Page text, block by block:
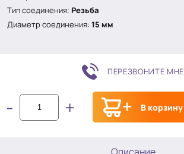
Тип соединения: Резьба
Диаметр соединения: 15 мм
ПЕРЕЗВОНИТЕ МНЕ
- + В корзину
Описание